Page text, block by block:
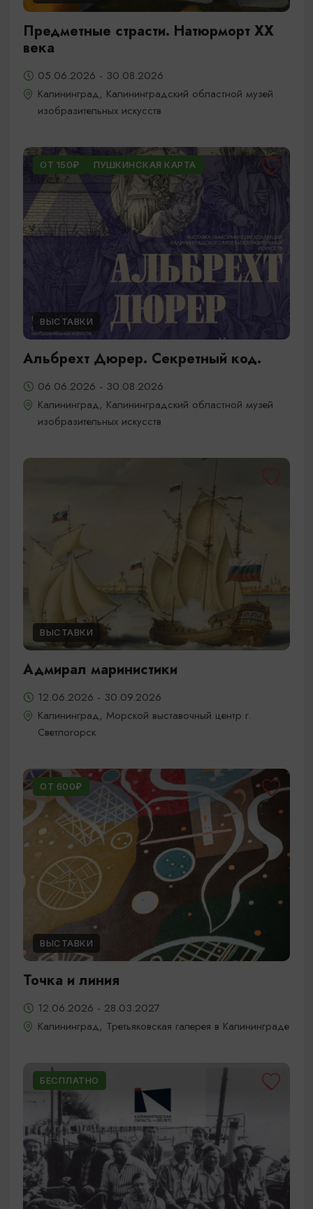
Предметные страсти. Натюрморт XX
века
05.06.2026 - 30.08.2026
Калининград, Калининградский областной музей
изобразительных искусств
ОТ 150₽ ПУШКИНСКАЯ КАРТА
ВЫСТАВКИ
Альбрехт Дюрер. Секретный код.
06.06.2026 - 30.08.2026
Калининград, Калининградский областной музей
изобразительных искусств
ВЫСТАВКИ
Адмирал маринистики
12.06.2026 - 30.09.2026
Калининград, Морской выставочный центр г.
Светлогорск
ОТ 600₽
ВЫСТАВКИ
Точка и линия
12.06.2026 - 28.03.2027
Калининград, Третьяковская галерея в Калининграде
БЕСПЛАТНО